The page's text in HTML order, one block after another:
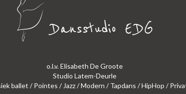
o.l.v. Elisabeth De Groote
Studio Latem-Deurle
ballet / Pointes / Jazz / Modern / Tapdans / HipHop /